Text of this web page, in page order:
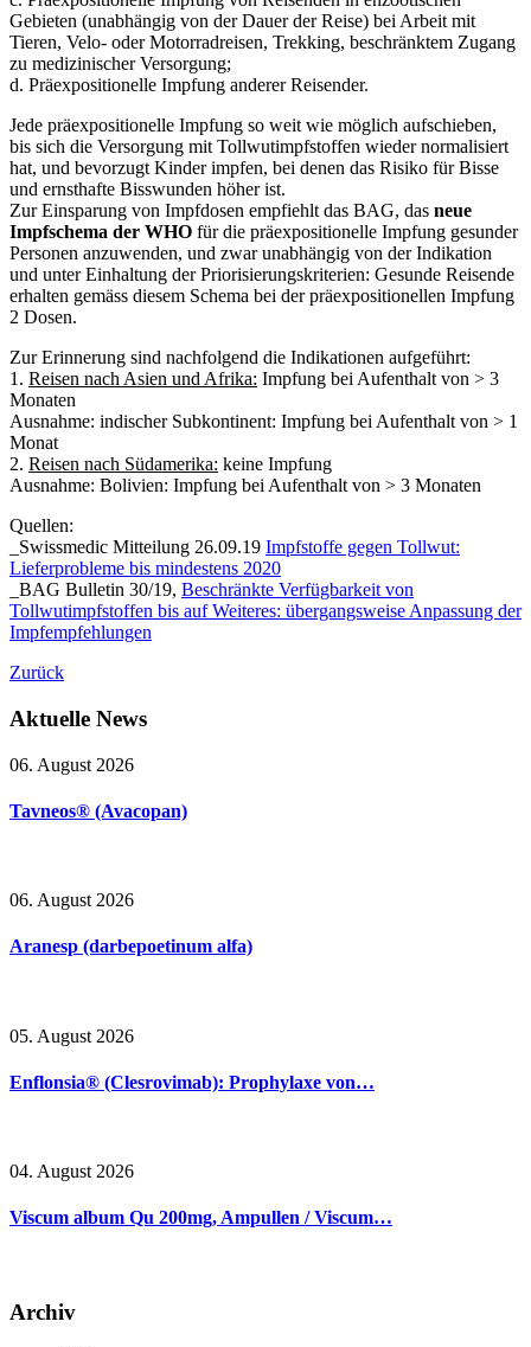
Gebieten (unabhängig von der Dauer der Reise) bei Arbeit mit
Tieren, Velo- oder Motorradreisen, Trekking, beschränktem Zugang
zu medizinischer Versorgung;
d. Präexpositionelle Impfung anderer Reisender.
Jede präexpositionelle Impfung so weit wie möglich aufschieben,
bis sich die Versorgung mit Tollwutimpfstoffen wieder normalisiert
hat, und bevorzugt Kinder impfen, bei denen das Risiko für Bisse
und ernsthafte Bisswunden höher ist.
Zur Einsparung von Impfdosen empfiehlt das BAG, das neue
Impfschema der WHO für die präexpositionelle Impfung gesunder
Personen anzuwenden, und zwar unabhängig von der Indikation
und unter Einhaltung der Priorisierungskriterien: Gesunde Reisende
erhalten gemäss diesem Schema bei der präexpositionellen Impfung
2 Dosen.
Zur Erinnerung sind nachfolgend die Indikationen aufgeführt:
1. Reisen nach Asien und Afrika: Impfung bei Aufenthalt von > 3
Monaten
Ausnahme: indischer Subkontinent: Impfung bei Aufenthalt von > 1
Monat
2. Reisen nach Südamerika: keine Impfung
Ausnahme: Bolivien: Impfung bei Aufenthalt von > 3 Monaten
Quellen:
_Swissmedic Mitteilung 26.09.19 Impfstoffe gegen Tollwut:
Lieferprobleme bis mindestens 2020
_BAG Bulletin 30/19, Beschränkte Verfügbarkeit von
Tollwutimpfstoffen bis auf Weiteres: übergangsweise Anpassung der
Impfempfehlungen
Zurück
Aktuelle News
06. August 2026
Tavneos® (Avacopan)
06. August 2026
Aranesp (darbepoetinum alfa)
05. August 2026
Enflonsia® (Clesrovimab): Prophylaxe von…
04. August 2026
Viscum album Qu 200mg, Ampullen / Viscum…
Archiv